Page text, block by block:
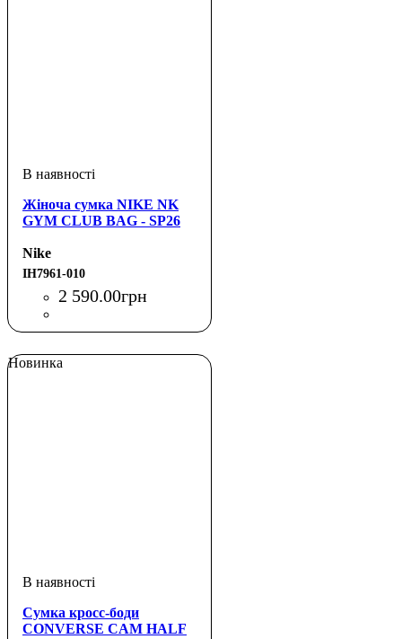
Жіноча сумка NIKE NK
GYM CLUB BAG - SP26
Nike
IH7961-010
2 590.00грн
Новинка
Сумка кросс-боди
CONVERSE CAM HALF